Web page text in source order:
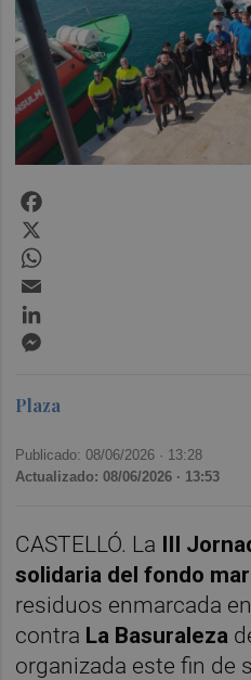
Plaza
Publicado: 08/06/2026 · 13:28
Actualizado: 08/06/2026 · 13:53
CASTELLÓ. La III
solidaria del fondo
residuos enmarcada
contra La Basuraleza
organizada este fin de